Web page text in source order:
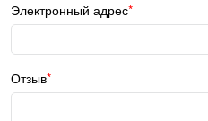
Электронный адрес
Отзыв